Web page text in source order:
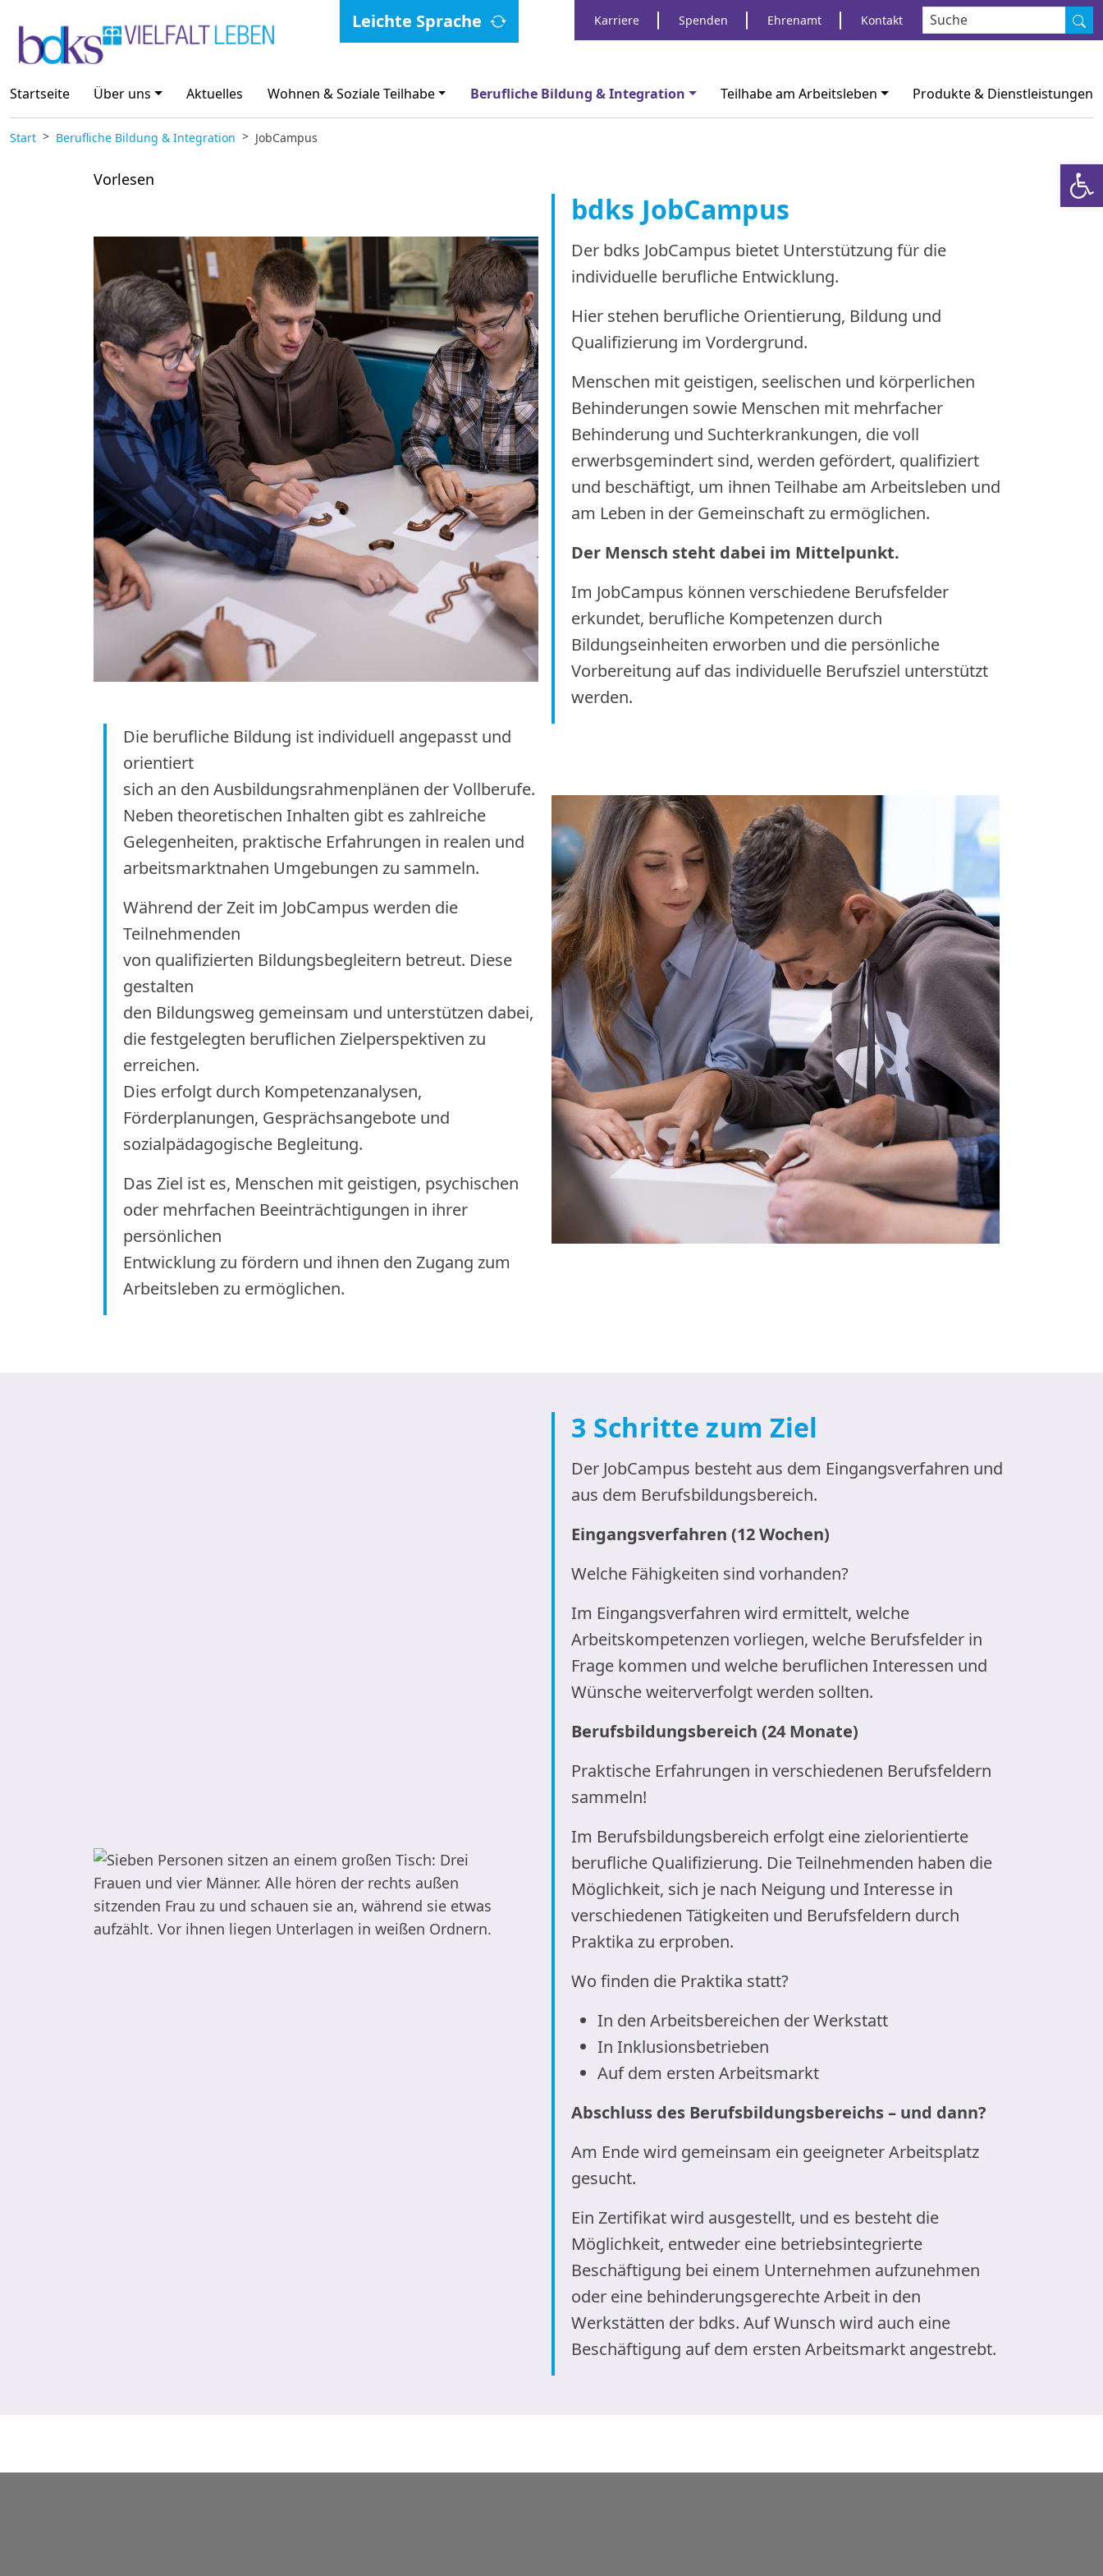
Leichte Sprache Karriere Spenden Ehrenamt Kontakt
Startseite Über uns Aktuelles Wohnen & Soziale Teilhabe Berufliche Bildung & Integration Teilhabe am Arbeitsleben Produkte & Dienstleistungen
Start Berufliche Bildung & Integration JobCampus
Vorlesen
bdks JobCampus
Der bdks JobCampus bietet Unterstützung für die
individuelle berufliche Entwicklung.
Hier stehen berufliche Orientierung, Bildung und
Qualifizierung im Vordergrund.
Menschen mit geistigen, seelischen und körperlichen
Behinderungen sowie Menschen mit mehrfacher
Behinderung und Suchterkrankungen, die voll
erwerbsgemindert sind, werden gefördert, qualifiziert
und beschäftigt, um ihnen Teilhabe am Arbeitsleben und
am Leben in der Gemeinschaft zu ermöglichen.
Der Mensch steht dabei im Mittelpunkt.
Im JobCampus können verschiedene Berufsfelder
erkundet, berufliche Kompetenzen durch
Bildungseinheiten erworben und die persönliche
Vorbereitung auf das individuelle Berufsziel unterstützt
werden.
Die berufliche Bildung ist individuell angepasst und
orientiert
sich an den Ausbildungsrahmenplänen der Vollberufe.
Neben theoretischen Inhalten gibt es zahlreiche
Gelegenheiten, praktische Erfahrungen in realen und
arbeitsmarktnahen Umgebungen zu sammeln.
Während der Zeit im JobCampus werden die
Teilnehmenden
von qualifizierten Bildungsbegleitern betreut. Diese
gestalten
den Bildungsweg gemeinsam und unterstützen dabei,
die festgelegten beruflichen Zielperspektiven zu
erreichen.
Dies erfolgt durch Kompetenzanalysen,
Förderplanungen, Gesprächsangebote und
sozialpädagogische Begleitung.
Das Ziel ist es, Menschen mit geistigen, psychischen
oder mehrfachen Beeinträchtigungen in ihrer
persönlichen
Entwicklung zu fördern und ihnen den Zugang zum
Arbeitsleben zu ermöglichen.
3 Schritte zum Ziel
Der JobCampus besteht aus dem Eingangsverfahren und
aus dem Berufsbildungsbereich.
Eingangsverfahren (12 Wochen)
Welche Fähigkeiten sind vorhanden?
Im Eingangsverfahren wird ermittelt, welche
Arbeitskompetenzen vorliegen, welche Berufsfelder in
Frage kommen und welche beruflichen Interessen und
Wünsche weiterverfolgt werden sollten.
Berufsbildungsbereich (24 Monate)
Praktische Erfahrungen in verschiedenen Berufsfeldern
sammeln!
Im Berufsbildungsbereich erfolgt eine zielorientierte
berufliche Qualifizierung. Die Teilnehmenden haben die
Möglichkeit, sich je nach Neigung und Interesse in
verschiedenen Tätigkeiten und Berufsfeldern durch
Praktika zu erproben.
Wo finden die Praktika statt?
In den Arbeitsbereichen der Werkstatt
In Inklusionsbetrieben
Auf dem ersten Arbeitsmarkt
Abschluss des Berufsbildungsbereichs – und dann?
Am Ende wird gemeinsam ein geeigneter Arbeitsplatz
gesucht.
Ein Zertifikat wird ausgestellt, und es besteht die
Möglichkeit, entweder eine betriebsintegrierte
Beschäftigung bei einem Unternehmen aufzunehmen
oder eine behinderungsgerechte Arbeit in den
Werkstätten der bdks. Auf Wunsch wird auch eine
Beschäftigung auf dem ersten Arbeitsmarkt angestrebt.